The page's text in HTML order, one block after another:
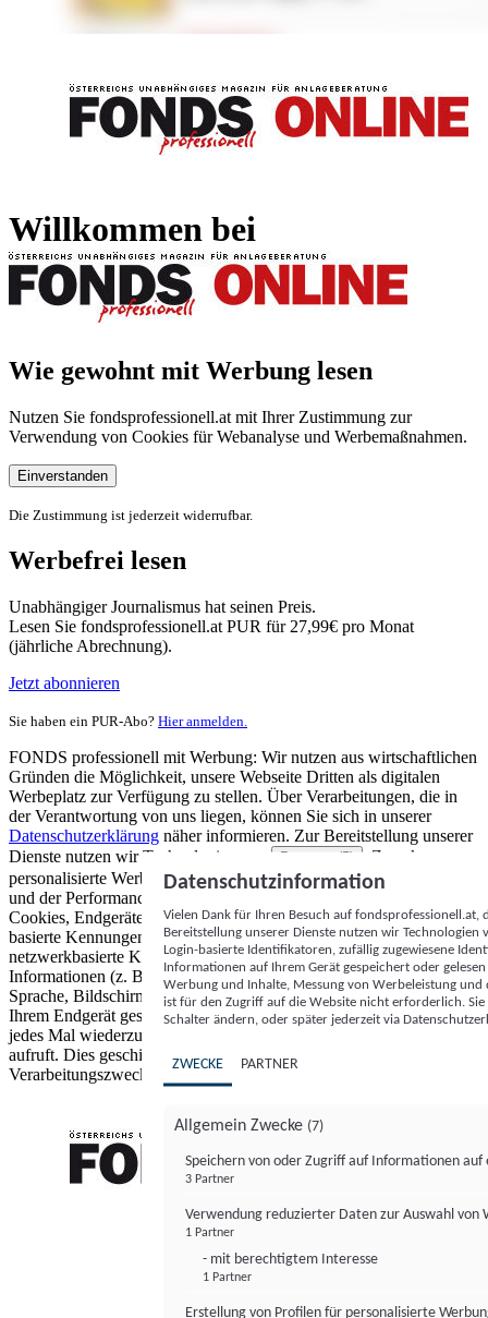
Willkommen bei
Wie gewohnt mit Werbung lesen
Nutzen Sie fondsprofessionell.at mit Ihrer Zustimmung zur
Verwendung von Cookies für Webanalyse und Werbemaßnahmen.
Einverstanden
Die Zustimmung ist jederzeit widerrufbar.
Werbefrei lesen
Unabhängiger Journalismus hat seinen Preis.
Lesen Sie fondsprofessionell.at PUR für 27,99€ pro Monat
(jährliche Abrechnung).
Jetzt abonnieren
Sie haben ein PUR-Abo? Hier anmelden.
FONDS professionell mit Werbung: Wir nutzen aus wirtschaftlichen
Gründen die Möglichkeit, unsere Webseite Dritten als digitalen
Werbeplatz zur Verfügung zu stellen. Über Verarbeitungen, die in
der Verantwortung von uns liegen, können Sie sich in unserer
Datenschutzerklärung näher informieren. Zur Bereitstellung unserer
Dienste nutzen wir Technologien von
Partnern (5)
. Zwecke:
personalisierte Werbung und Inhalte, Messung von Werbeleistung
und der Performance von Inhalten sowie Zielgruppenforschung.
Cookies, Endgeräte- oder ähnliche Online-Kennungen (z. B. login-
basierte Kennungen, zufällig generierte Kennungen,
netzwerkbasierte Kennungen) können zusammen mit anderen
Informationen (z. B. Browsertyp und Browserinformationen,
Sprache, Bildschirmgröße, unterstützte Technologien usw.) auf
Ihrem Endgerät gespeichert oder von dort ausgelesen werden, um es
jedes Mal wiederzuerkennen, wenn es eine App oder einer Webseite
aufruft. Dies geschieht für einen oder mehrere der hier aufgeführten
Verarbeitungszwecke.
Datenschutzinformation
Vielen Dank für Ihren Besuch auf
Bereitstellung unserer Dienste nutzen wir Technologien
Login-basierte Identifikatoren, zufällig zugewiesene
Informationen auf Ihrem Gerät gespeichert oder
Werbung und Inhalte, Messung von Werbeleistung
ist für den Zugriff auf die Website nicht erforderlich.
Schalter ändern, oder später jederzeit via
ZWECKE PARTNER
Allgemein Zwecke (7)
Speichern von oder Zugriff auf Informationen auf
3 Partner
Verwendung reduzierter Daten zur Auswahl von
1 Partner
- mit berechtigtem Interesse
1 Partner
Erstellung von Profilen für personalisierte
FONDS professionell